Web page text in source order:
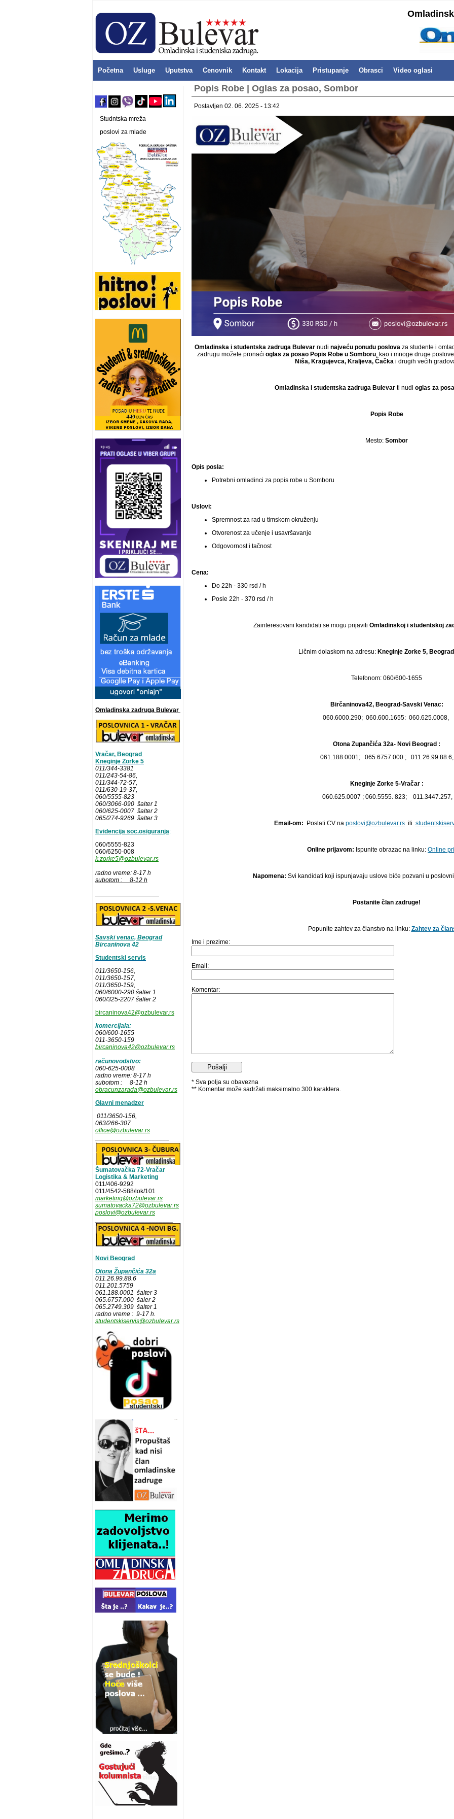
Početna Usluge Uputstva Cenovnik Kontakt Lokacija Pristupanje Obrasci Video oglasi
Studntska mreža
poslovi za mlade
Omladinska zadruga Bulevar
Vračar, Beograd
Kneginje Zorke 5
011/344-3381
011/243-54-86
011/344-72-57,
011/630-19-37,
060/5555-823
060/3066-090 šalter 1
060/625-0007 šalter 2
065/274-9269 šalter 3
Evidencija soc.osiguranja:
060/5555-823
060/6250-008
k.zorke5@ozbulevar.rs
radno vreme: 8-17 h
subotom : 8-12 h
Savski venac, Beograd
Bircaninova 42
Studentski servis
011/3650-156,
011/3650-157,
011/3650-159,
060/6000-290 šalter 1
060/325-2207 šalter 2
bircaninova42@ozbulevar.rs
komercijala:
060/600-1655
011-3650-159
bircaninova42@ozbulevar.rs
računovodstvo:
060-625-0008
radno vreme: 8-17 h
subotom : 8-12 h
obracunzarada@ozbulevar.rs
Glavni menadzer
011/3650-156,
063/266-307
office@ozbulevar.rs
Šumatovačka 72-Vračar
Logistika & Marketing
011/406-9292
011/4542-588/lok/101
marketing@ozbulevar.rs
sumatovacka72@ozbulevar.rs
poslovi@ozbulevar.rs
Novi Beograd
Otona Župančića 32a
011.26.99.88.6
011.201.5759
061.188.0001 šalter 3
065.6757.000 šaler 2
065.2749.309 šalter 1
radno vreme : 9-17 h.
studentskiservis@ozbulevar.rs
Popis Robe | Oglas za posao, Sombor
Postavljen 02. 06. 2025 - 13:42
Omladinska i studentska zadruga Bulevar nudi najveću ponudu poslova za studente i
zadrugu možete pronaći oglas za posao Popis Robeu Somboru, kao i mnoge druge
Niša, Kragujevca, Kraljeva, Čačka i drugih većih
Omladinska i studentska zadruga Bulevar ti nudi oglas za
Popis Robe
Mesto: Sombor
Opis posla:
Potrebni omladinci za popis robe u Somboru
Uslovi:
Spremnost za rad u timskom okruženju
Otvorenost za učenje i usavršavanje
Odgovornost i tačnost
Cena:
Do 22h - 330 rsd / h
Posle 22h - 370 rsd / h
Zainteresovani kandidati se mogu prijaviti Omladinskoj i studentskoj
Ličnim dolaskom na adresu: Kneginje Zorke 5,
Telefonom: 060/600-1655
Birčaninova42, Beograd-Savski Venac:
060.6000.290; 060.600.1655: 060.625.0008,
Otona Zupančića 32a- Novi Beograd :
061.188.0001; 065.6757.000 ;
Kneginje Zorke 5-Vračar :
060.625.0007 ; 060.5555. 823; 011.3447.257,
Email-om: Poslati CV na poslovi@ozbulevar.rs ili
Online prijavom: Ispunite obrazac na linku: Online
Napomena: Svi kandidati koji ispunjavaju uslove biće pozvani u
Postanite član zadruge!
Popunite zahtev za članstvo na linku: Zahtev za
Ime i prezime:
Email:
Komentar:
* Sva polja su obavezna
** Komentar može sadržati maksimalno 300 karaktera.